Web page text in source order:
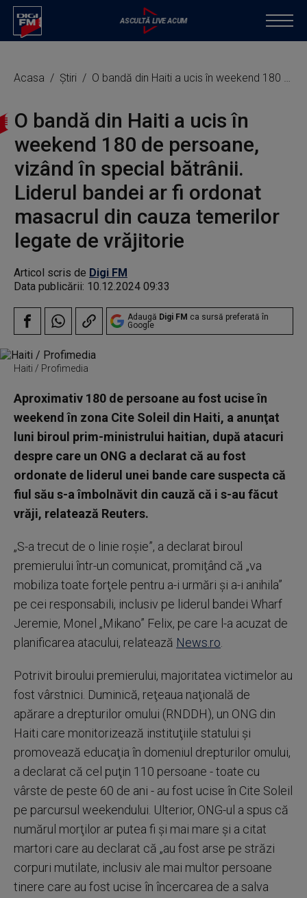
Acasa Știri O bandă din Haiti a ucis în weekend 180 de persoane, vizând în special bătrânii. Liderul bandei ar fi ordonat masacrul din cauza temerilor legate de vrăjitorie
O bandă din Haiti a ucis în
weekend 180 de persoane,
vizând în special bătrânii.
Liderul bandei ar fi ordonat
masacrul din cauza temerilor
legate de vrăjitorie
Articol scris de Digi FM
Data publicării: 10.12.2024 09:33
Adaugă Digi FM ca sursă preferată în
Google
Haiti / Profimedia
Aproximativ 180 de persoane au fost ucise în
weekend în zona Cite Soleil din Haiti, a anunţat
luni biroul prim-ministrului haitian, după atacuri
despre care un ONG a declarat că au fost
ordonate de liderul unei bande care suspecta că
fiul său s-a îmbolnăvit din cauză că i s-au făcut
vrăji, relatează Reuters.
„S-a trecut de o linie roşie”, a declarat biroul
premierului într-un comunicat, promiţând că „va
mobiliza toate forţele pentru a-i urmări şi a-i anihila”
pe cei responsabili, inclusiv pe liderul bandei Wharf
Jeremie, Monel „Mikano” Felix, pe care l-a acuzat de
planificarea atacului, relatează News.ro
Potrivit biroului premierului, majoritatea victimelor au
fost vârstnici. Duminică, reţeaua naţională de
apărare a drepturilor omului (RNDDH), un ONG din
Haiti care monitorizează instituţiile statului şi
promovează educaţia în domeniul drepturilor omului,
a declarat că cel puţin 110 persoane - toate cu
vârste de peste 60 de ani - au fost ucise în Cite Soleil
pe parcursul weekendului. Ulterior, ONG-ul a spus că
numărul morţilor ar putea fi şi mai mare şi a citat
martori care au declarat că „au fost arse pe străzi
corpuri mutilate, inclusiv ale mai multor persoane
tinere care au fost ucise în încercarea de a salva